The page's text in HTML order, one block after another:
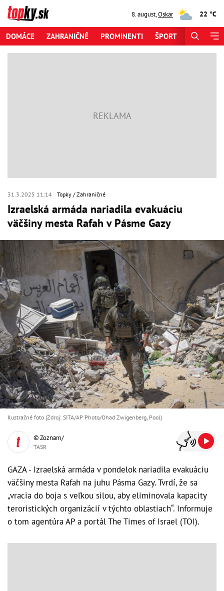
8. august,Oskar 22 °C
DOMÁCE ZAHRANIČNÉ PROMINENTI ŠPORT
31.3.2025 11:14 Topky Zahraničné
Izraelská armáda nariadila evakuáciu
väčšiny mesta Rafah v Pásme Gazy
Ilustračné foto (Zdroj: SITA/AP Photo/Ohad Zwigenberg, Pool)
© Zoznam/
TASR
GAZA - Izraelská armáda v pondelok nariadila evakuáciu
väčšiny mesta Rafah na juhu Pásma Gazy. Tvrdí, že sa
„vracia do boja s veľkou silou, aby eliminovala kapacity
teroristických organizácií v týchto oblastiach“. Informuje
o tom agentúra AP a portál The Times of Israel (TOI).